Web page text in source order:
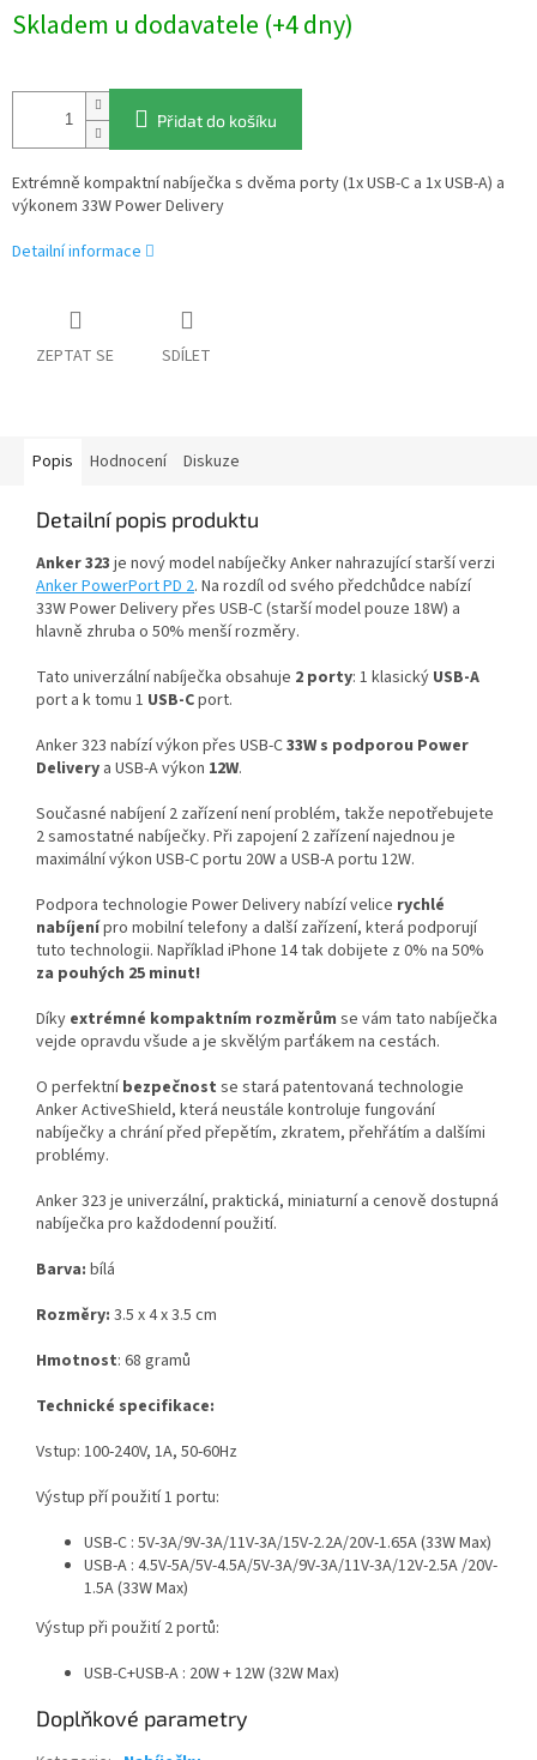
cena:
Skladem u dodavatele (+4 dny)
Přidat do košíku
Extrémně kompaktní nabíječka s dvěma porty (1x USB-C a 1x USB-A) a
výkonem 33W Power Delivery
Detailní informace
ZEPTAT SE SDÍLET
Popis Hodnocení Diskuze
Detailní popis produktu
Anker 323 je nový model nabíječky Anker nahrazující starší verzi
Anker PowerPort PD 2. Na rozdíl od svého předchůdce nabízí
33W Power Delivery přes USB-C (starší model pouze 18W) a
hlavně zhruba o 50% menší rozměry.
Tato univerzální nabíječka obsahuje 2 porty: 1 klasický USB-A
port a k tomu 1 USB-Cport.
Anker 323 nabízí výkon přes USB-C33W s podporou Power
Delivery a USB-A výkon 12W.
Současné nabíjení 2 zařízení není problém, takže nepotřebujete
2 samostatné nabíječky. Při zapojení 2 zařízení najednou je
maximální výkon USB-C portu 20W a USB-A portu 12W.
Podpora technologie Power Delivery nabízí velice rychlé
nabíjenípro mobilní telefony a další zařízení, která podporují
tuto technologii. Například iPhone 14 tak dobijete z 0% na 50%
za pouhých 25 minut!
Díky extrémné kompaktním rozměrům se vám tato nabíječka
vejde opravdu všude a je skvělým parťákem na cestách.
O perfektníbezpečnost se stará patentovaná technologie
AnkerActiveShield, která neustále kontroluje fungování
nabíječky a chrání před přepětím, zkratem, přehřátím a dalšími
problémy.
Anker 323 je univerzální, praktická, miniaturní a cenově dostupná
nabíječka pro každodenní použití.
Barva: bílá
Rozměry: 3.5 x 4 x 3.5 cm
Hmotnost: 68 gramů
Technické specifikace:
Vstup: 100-240V, 1A, 50-60Hz
Výstup pří použití 1 portu:
USB-C : 5V-3A/9V-3A/11V-3A/15V-2.2A/20V-1.65A (33W Max)
USB-A : 4.5V-5A/5V-4.5A/5V-3A/9V-3A/11V-3A/12V-2.5A /20V-
1.5A (33W Max)
Výstup při použití 2 portů:
USB-C+USB-A : 20W + 12W (32W Max)
Doplňkové parametry